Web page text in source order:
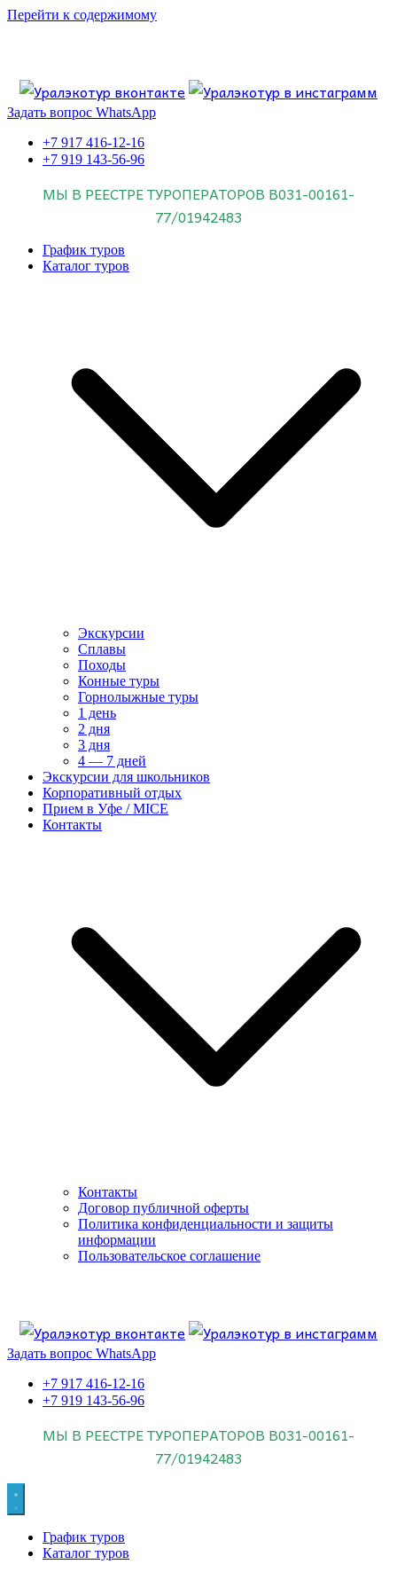
Перейти к содержимому
Знайте об этом.
Задать вопрос WhatsApp
+7 917 416-12-16
+7 919 143-56-96
МЫ В РЕЕСТРЕ ТУРОПЕРАТОРОВ В031-00161-
77/01942483
График туров
Каталог туров
Экскурсии
Сплавы
Походы
Конные туры
Горнолыжные туры
1 день
2 дня
3 дня
4 — 7 дней
Экскурсии для школьников
Корпоративный отдых
Прием в Уфе / MICE
Контакты
Контакты
Договор публичной оферты
Политика конфиденциальности и защиты
информации
Пользовательское соглашение
Знайте об этом.
Задать вопрос WhatsApp
+7 917 416-12-16
+7 919 143-56-96
МЫ В РЕЕСТРЕ ТУРОПЕРАТОРОВ В031-00161-
77/01942483
График туров
Каталог туров